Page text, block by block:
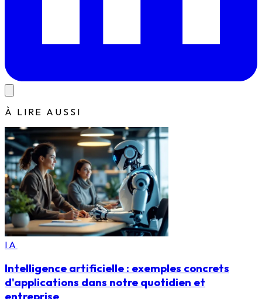
À LIRE AUSSI
IA
Intelligence artificielle : exemples concrets
d'applications dans notre quotidien et